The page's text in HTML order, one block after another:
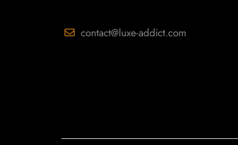
contact@luxe-addict.com